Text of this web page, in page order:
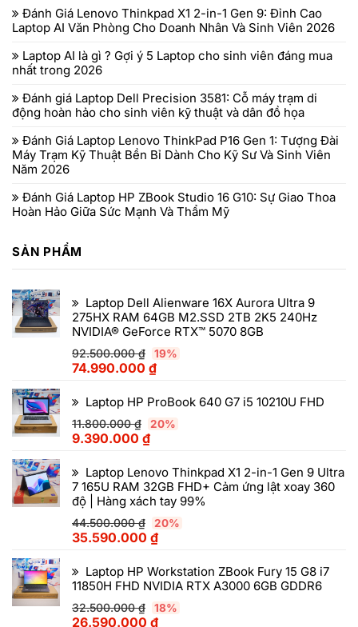
Đánh Giá Lenovo Thinkpad X1 2-in-1 Gen 9: Đỉnh Cao
Laptop AI Văn Phòng Cho Doanh Nhân Và Sinh Viên 2026
Laptop AI là gì ? Gợi ý 5 Laptop cho sinh viên đáng mua
nhất trong 2026
Đánh giá Laptop Dell Precision 3581: Cỗ máy trạm di
động hoàn hảo cho sinh viên kỹ thuật và dân đồ họa
Đánh Giá Laptop Lenovo ThinkPad P16 Gen 1: Tượng Đài
Máy Trạm Kỹ Thuật Bền Bỉ Dành Cho Kỹ Sư Và Sinh Viên
Năm 2026
Đánh Giá Laptop HP ZBook Studio 16 G10: Sự Giao Thoa
Hoàn Hảo Giữa Sức Mạnh Và Thẩm Mỹ
SẢN PHẨM
Laptop Dell Alienware 16X Aurora Ultra 9
275HX RAM 64GB M2.SSD 2TB 2K5 240Hz
NVIDIA® GeForce RTX™ 5070 8GB
92.500.000₫ 19%
74.990.000 ₫
Laptop HP ProBook 640 G7 i5 10210U FHD
11.800.000₫ 20%
9.390.000 ₫
Laptop Lenovo Thinkpad X1 2-in-1 Gen 9 Ultra
7 165U RAM 32GB FHD+ Cảm ứng lật xoay 360
độ | Hàng xách tay 99%
44.500.000₫ 20%
35.590.000 ₫
Laptop HP Workstation ZBook Fury 15 G8 i7
11850H FHD NVIDIA RTX A3000 6GB GDDR6
32.500.000₫ 18%
26.590.000 ₫